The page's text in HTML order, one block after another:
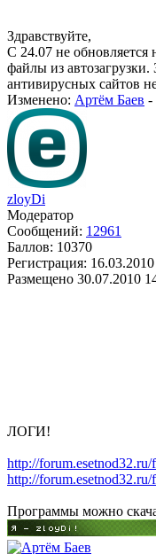
Здравствуйте,
С 24.07 не обновляется
файлы из
антивирусных сайтов
Изменено: Артём Баев -
zloyDi
Модератор
Сообщений: 12961
Баллов: 10370
Регистрация: 16.03.2010
Размещено 30.07.2010
ЛОГИ!
http://
http://
Программы можно